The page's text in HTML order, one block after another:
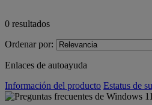
0 resultados
Ordenar por:
Enlaces de autoayuda
Información del producto Estatus de